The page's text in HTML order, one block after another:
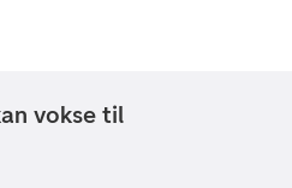
vokse til